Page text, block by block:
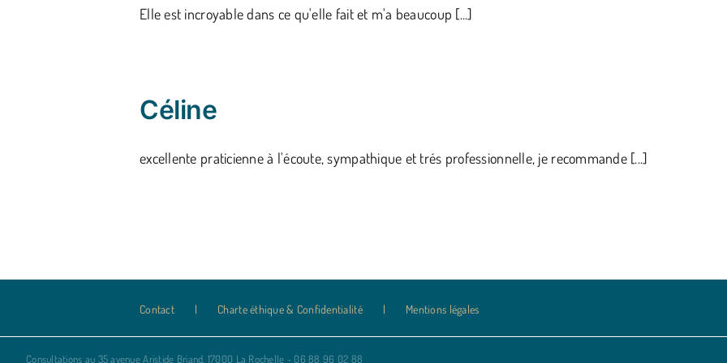
Elle est incroyable dans ce qu'elle fait et m'a beaucoup [...]
Céline
excellente praticienne à l'écoute, sympathique et trés professionnelle, je recommande [...]
Contact Charte éthique & Confidentialité Mentions légales
Consultations au 35 avenue Aristide Briand, 17000 La Rochelle - 06 88 96 02 88